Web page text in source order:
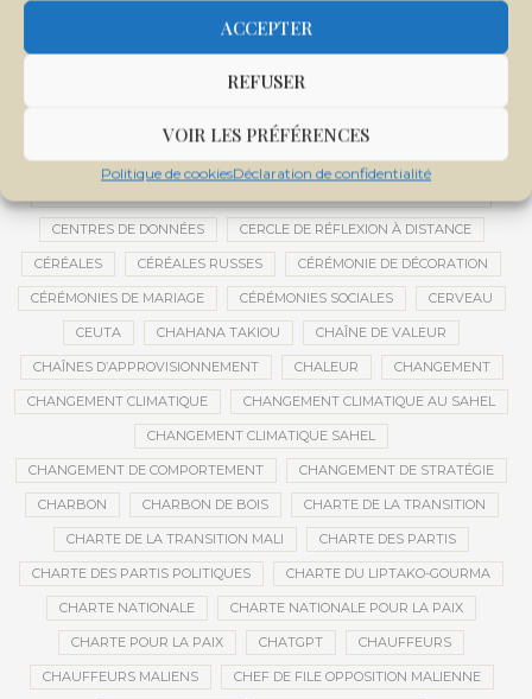
ACCEPTER
REFUSER
VOIR LES PRÉFÉRENCES
Politique de cookiesDéclaration de confidentialité
CENTRALE SOLAIRE DE SANANKOROBA
CENTRE D'INTELLIGENCE ARTIFICIELLE
CENTRE DE SANTÉ COMMUNAUTAIRE
CENTRE INTERNATIONAL DE CONFÉRENCES DE BAMAKO
CENTRE MALI
CENTRES DE DONNÉES CERCLE DE RÉFLEXION À DISTANCE
CÉRÉALES CÉRÉALES RUSSES CÉRÉMONIE DE DÉCORATION
CÉRÉMONIES DE MARIAGE CÉRÉMONIES SOCIALES CERVEAU
CEUTA CHAHANA TAKIOU CHAÎNE DE VALEUR
CHAÎNES D’APPROVISIONNEMENT CHALEUR CHANGEMENT
CHANGEMENT CLIMATIQUE CHANGEMENT CLIMATIQUE AU SAHEL
CHANGEMENT CLIMATIQUE SAHEL
CHANGEMENT DE COMPORTEMENT CHANGEMENT DE STRATÉGIE
CHARBON CHARBON DE BOIS CHARTE DE LA TRANSITION
CHARTE DE LA TRANSITION MALI CHARTE DES PARTIS
CHARTE DES PARTIS POLITIQUES CHARTE DU LIPTAKO-GOURMA
CHARTE NATIONALE CHARTE NATIONALE POUR LA PAIX
CHARTE POUR LA PAIX CHATGPT CHAUFFEURS
CHAUFFEURS MALIENS CHEF DE FILE OPPOSITION MALIENNE